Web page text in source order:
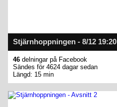
Stjärnhoppningen - 8/12 19:20
46 delningar på Facebook
Sändes för 4624 dagar sedan
Längd: 15 min